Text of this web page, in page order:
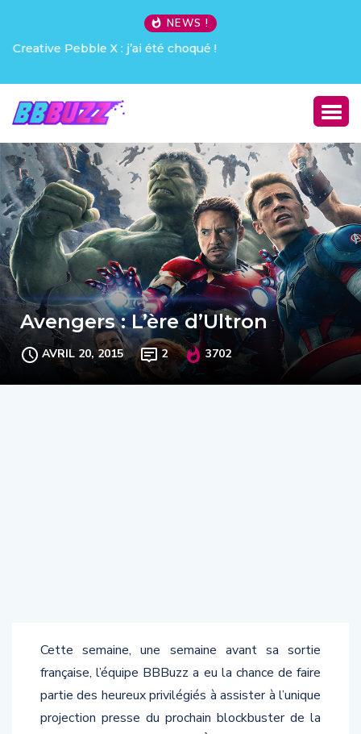
NEWS !
Creative Pebble X : j’ai été choqué !
Avengers : L’ère d’Ultron
AVRIL 20, 2015 2 3702
française, l’équipe BBBuzz a eu la chance de faire
partie des heureux privilégiés à assister à l’unique
projection presse du prochain blockbuster de la
maisonMarvel,Avengers : l’Ère d’Ultron!